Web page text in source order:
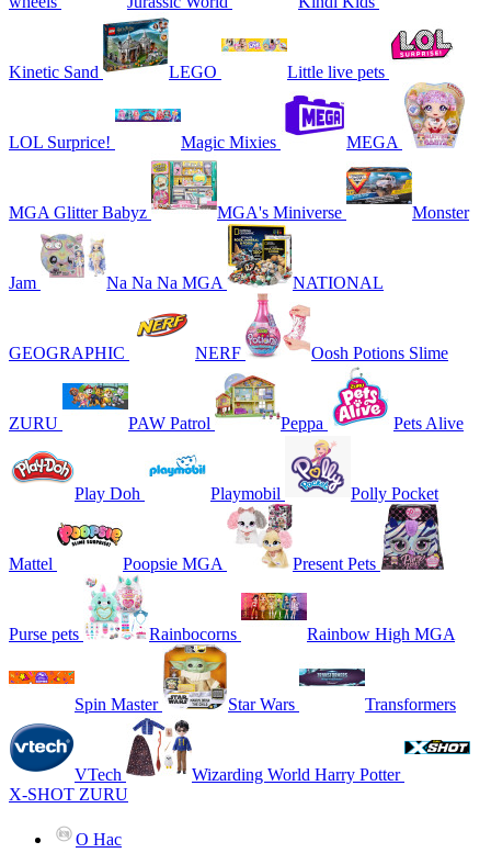
Kinetic Sand LEGO Little live pets
LOL Surprice! Magic Mixies MEGA
MGA Glitter Babyz MGA's Miniverse Monster
Jam Na Na Na MGA NATIONAL
GEOGRAPHIC NERF Oosh Potions Slime
ZURU PAW Patrol Peppa Pets Alive
Play Doh Playmobil Polly Pocket
Mattel Poopsie MGA Present Pets
Purse pets Rainbocorns Rainbow High MGA
Spin Master Star Wars Transformers
VTech
Wizarding World Harry Potter
X-SHOT ZURU
О Нас